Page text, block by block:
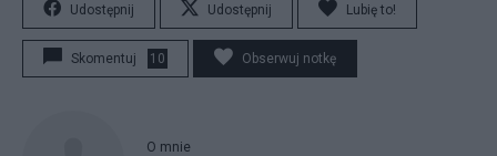
Udostępnij Udostępnij Lubię to!
Skomentuj 10 Obserwuj notkę
O mnie